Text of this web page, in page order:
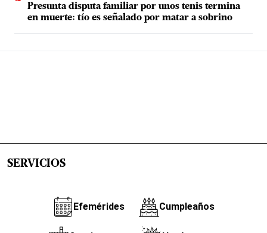
Presunta disputa familiar por unos tenis termina
en muerte: tío es señalado por matar a sobrino
SERVICIOS
Efemérides Cumpleaños